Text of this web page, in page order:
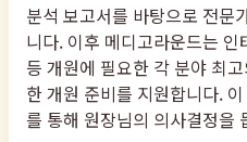
분석 보고서를 바탕으로 전문
니다. 이후 메디고라운드는
등 개원에 필요한 각 분야 최
한 개원 준비를 지원합니다.
를 통해 원장님의 의사결정을